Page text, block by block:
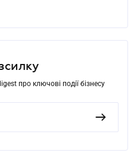
про ключові події бізнесу